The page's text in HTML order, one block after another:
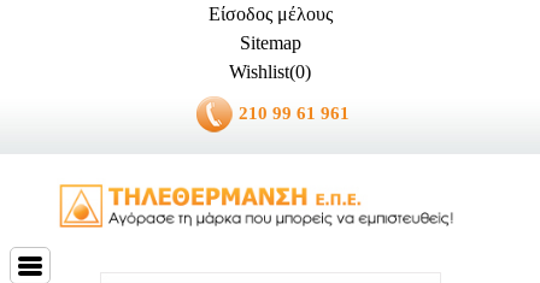
210 99 61 961
Είσοδος μέλους
Sitemap
Wishlist(0)